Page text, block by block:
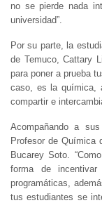
no se pierde nada
universidad”.
Por su parte, la
de Temuco, Cattary
para poner a prueba
caso, es la química,
compartir e
Acompañando a
Profesor de Química
Bucarey Soto.
forma de
programáticas,
tus estudiantes se